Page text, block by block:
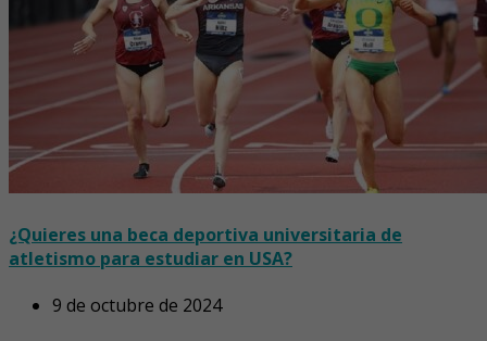
¿Quieres una beca deportiva universitaria de
atletismo para estudiar en USA?
9 de octubre de 2024